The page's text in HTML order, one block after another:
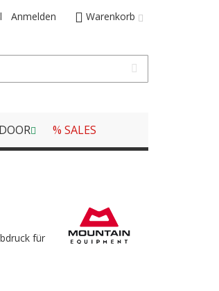
Warenkorb
Anmelden
% SALES
für